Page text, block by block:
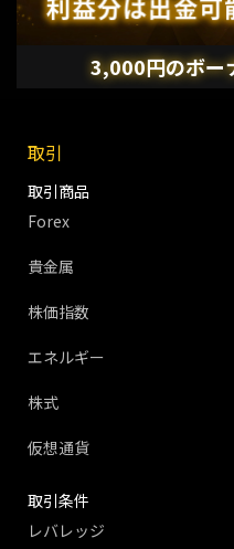
3,000円のボー
取引
取引商品
Forex
貴金属
株価指数
エネルギー
株式
仮想通貨
取引条件
レバレッジ